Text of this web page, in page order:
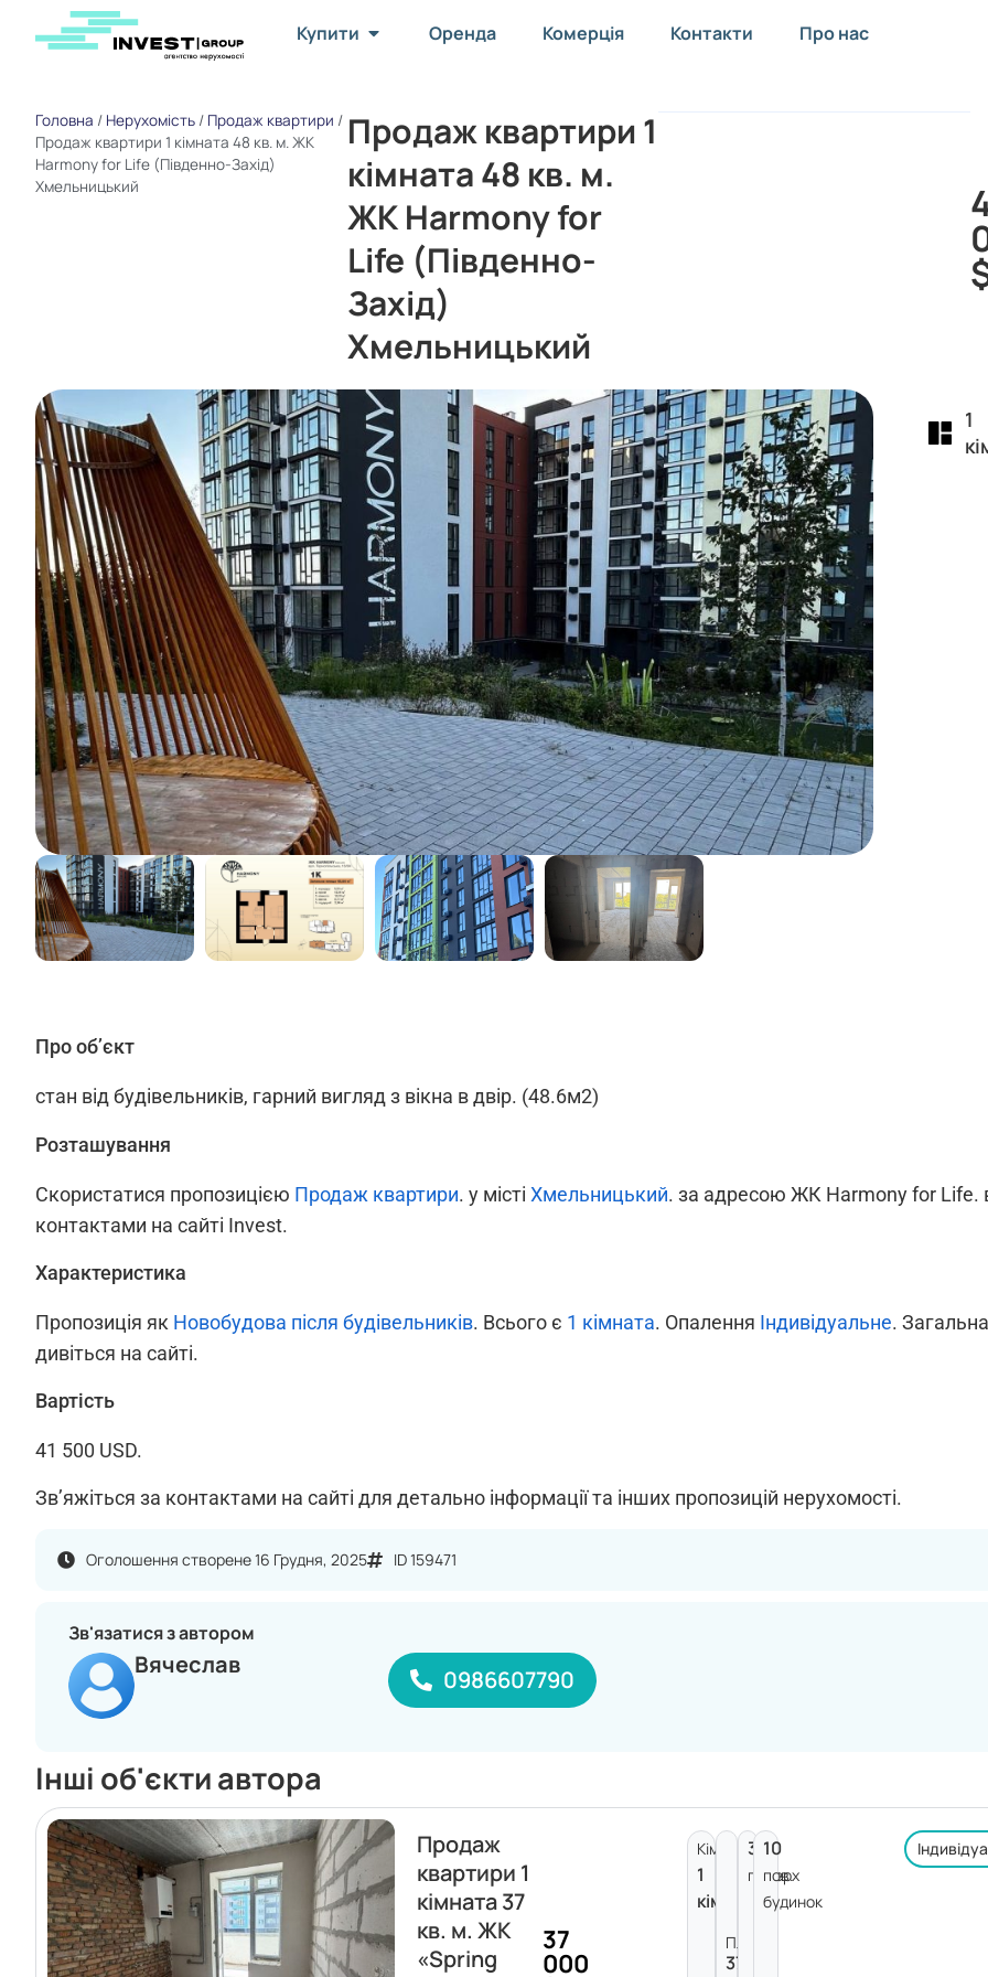
Купити Оренда Комерція Контакти Про нас
Головна / Нерухомість / Продаж квартири /
Продаж квартири 1 кімната 48 кв. м. ЖК
Harmony for Life (Південно-Захід)
Хмельницький
Продаж квартири 1
кімната 48 кв. м.
ЖК Harmony for
Life (Південно-
Захід)
Хмельницький
1
Про об’єкт
стан від будівельників, гарний вигляд з вікна в двір. (48.6м2)
Розташування
Скористатися пропозицією Продаж квартири. у місті Хмельницький. за адресою ЖК Harmony for Life.
контактами на сайті Invest.
Характеристика
Пропозиція як Новобудова після будівельників. Всього є 1 кімната. Опалення Індивідуальне.
дивіться на сайті.
Вартість
41 500 USD.
Зв’яжіться за контактами на сайті для детально інформації та інших пропозицій нерухомості.
Оголошення створене 16 Грудня, 2025 ID 159471
Зв'язатися з автором
Вячеслав
0986607790
Інші об'єкти автора
Продаж
квартири 1
кімната 37
кв. м. ЖК
«Spring
37
000
Кімнат:
1
кімната
Площа:
37
3
поверх
10
пов.
будинок